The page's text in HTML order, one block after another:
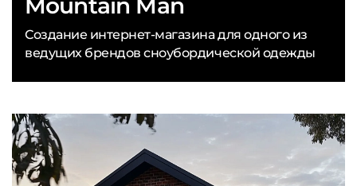
Mountain Man
Создание интернет-магазина для одного из
ведущих брендов сноубордической одежды